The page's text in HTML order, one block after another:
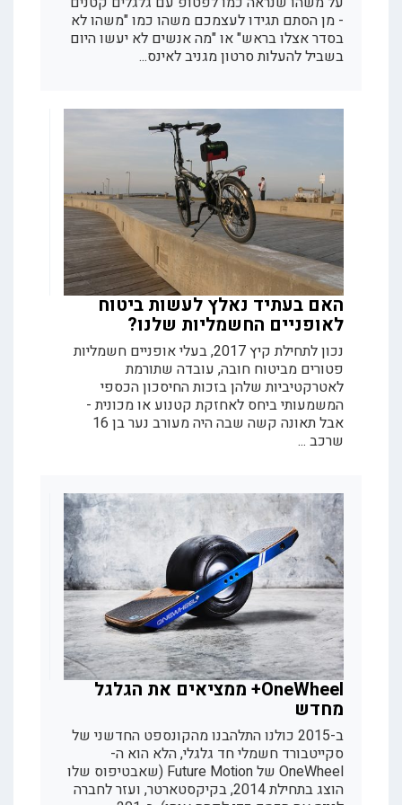
- מן הסתם תגידו לעצמכם משהו כמו "משהו לא
בסדר אצלו בראש" או "מה אנשים לא יעשו היום
בשביל להעלות סרטון מגניב לאינס...
האם בעתיד נאלץ לעשות ביטוח
לאופניים החשמליות שלנו?
נכון לתחילת קיץ 2017, בעלי אופניים חשמליות
פטורים מביטוח חובה, עובדה שתורמת
לאטרקטיביות שלהן בזכות החיסכון הכספי
המשמעותי ביחס לאחזקת קטנוע או מכונית -
אבל תאונה קשה שבה היה מעורב נער בן 16
OneWheel+ ממציאים את הגלגל
ב-2015 כולנו התלהבנו מהקונספט החדשני של
סקייטבורד חשמלי חד גלגלי, הלא הוא ה-
OneWheel של Future Motion (שאבטיפוס שלו
הוצג בתחילת 2014, בקיקסטארטר, ועזר לחברה